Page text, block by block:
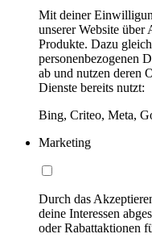
Mit deiner
unserer Website über
Produkte. Dazu
personenbezogenen
ab und nutzen deren
Dienste bereits nutzt:
Bing, Criteo, Meta,
Marketing
Durch das
deine Interessen
oder Rabattaktionen